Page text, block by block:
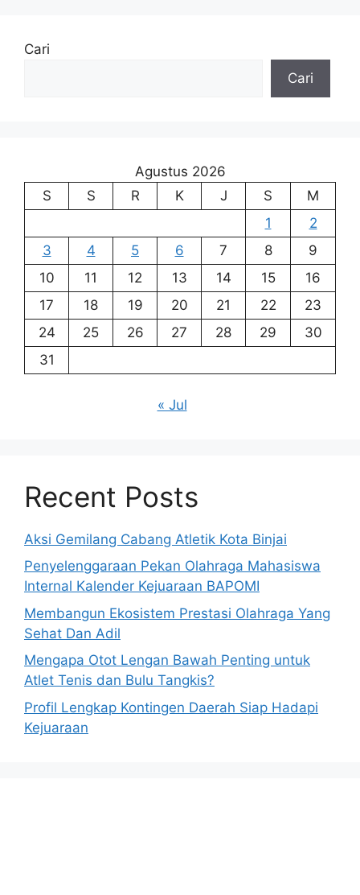
Cari
Cari
Agustus 2026
S
S R K J S
M
1
2
3
4 5 6 7 8
9
10
11 12 13 14 15
16
17
18 19 20 21 22
23
24
25 26 27 28 29
30
31
« Jul
Recent Posts
Aksi Gemilang Cabang Atletik Kota Binjai
Penyelenggaraan Pekan Olahraga Mahasiswa
Internal Kalender Kejuaraan BAPOMI
Membangun Ekosistem Prestasi Olahraga Yang
Sehat Dan Adil
Mengapa Otot Lengan Bawah Penting untuk
Atlet Tenis dan Bulu Tangkis?
Profil Lengkap Kontingen Daerah Siap Hadapi
Kejuaraan